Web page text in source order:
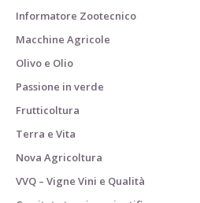
Informatore Zootecnico
Macchine Agricole
Olivo e Olio
Passione in verde
Frutticoltura
Terra e Vita
Nova Agricoltura
VVQ – Vigne Vini e Qualità